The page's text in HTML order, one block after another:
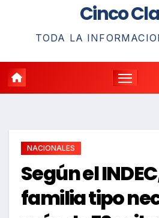
Cinco
TODA LA
NACIONALES
Según el
familia tipo